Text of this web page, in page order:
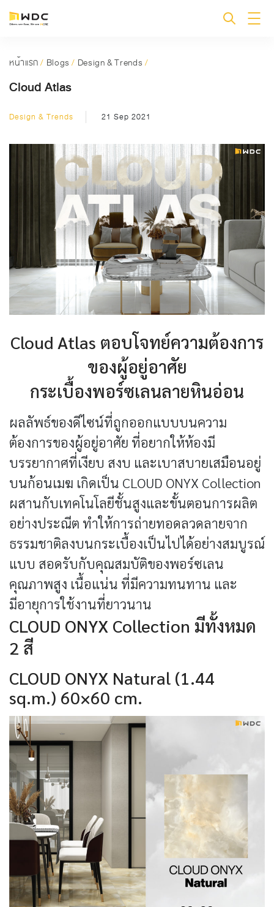
หน้าแรก/ Blogs / Design & Trends /
Cloud Atlas
Design & Trends 21 Sep 2021
Cloud Atlas ตอบโจทย์ความต้องการ
ของผู้อยู่อาศัย
กระเบื้องพอร์ซเลนลายหินอ่อน
ผลลัพธ์ของดีไซน์ที่ถูกออกแบบบนความ
ต้องการของผู้อยู่อาศัย ที่อยากให้ห้องมี
บรรยากาศที่เงียบ สงบ และเบาสบายเสมือนอยู่
บนก้อนเมฆ เกิดเป็น CLOUD ONYX Collection
ผสานกับเทคโนโลยีชั้นสูงและขั้นตอนการผลิต
อย่างประณีต ทำให้การถ่ายทอดลวดลายจาก
ธรรมชาติลงบนกระเบื้องเป็นไปได้อย่างสมบูรณ์
แบบ สอดรับกับคุณสมบัติของพอร์ซเลน
คุณภาพสูง เนื้อแน่น ที่มีความทนทาน และ
มีอายุการใช้งานที่ยาวนาน
CLOUD ONYX Collection มีทั้งหมด
2 สี
CLOUD ONYX Natural (1.44
sq.m.) 60×60 cm.